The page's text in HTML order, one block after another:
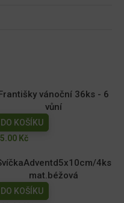
vánoční 36ks - 6
vůní
DO KOŠÍKU
Kč
4ks
mat.béžová
DO KOŠÍKU